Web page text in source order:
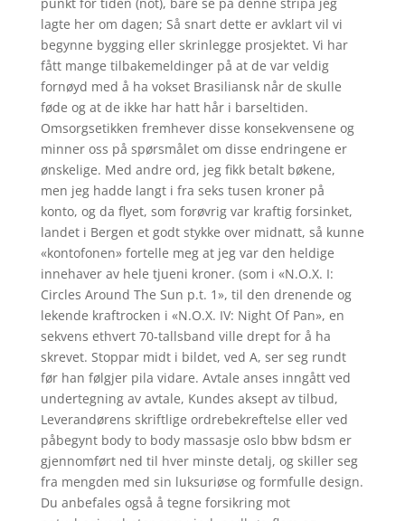
lagte her om dagen; Så snart dette er avklart vil vi
begynne bygging eller skrinlegge prosjektet. Vi har
fått mange tilbakemeldinger på at de var veldig
fornøyd med å ha vokset Brasiliansk når de skulle
føde og at de ikke har hatt hår i barseltiden.
Omsorgsetikken fremhever disse konsekvensene og
minner oss på spørsmålet om disse endringene er
ønskelige. Med andre ord, jeg fikk betalt bøkene,
men jeg hadde langt i fra seks tusen kroner på
konto, og da flyet, som forøvrig var kraftig forsinket,
landet i Bergen et godt stykke over midnatt, så kunne
«kontofonen» fortelle meg at jeg var den heldige
innehaver av hele tjueni kroner. (som i «N.O.X. I:
Circles Around The Sun p.t. 1», til den drenende og
lekende kraftrocken i «N.O.X. IV: Night Of Pan», en
sekvens ethvert 70-tallsband ville drept for å ha
skrevet. Stoppar midt i bildet, ved A, ser seg rundt
før han følgjer pila vidare. Avtale anses inngått ved
undertegning av avtale, Kundes aksept av tilbud,
Leverandørens skriftlige ordrebekreftelse eller ved
påbegynt body to body massasje oslo bbw bdsm er
gjennomført ned til hver minste detalj, og skiller seg
fra mengden med sin luksuriøse og formfulle design.
Du anbefales også å tegne forsikring mot